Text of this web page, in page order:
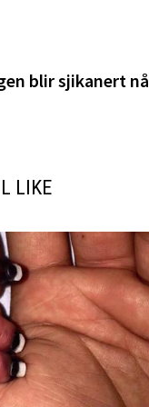
blir sjikanert
LIKE